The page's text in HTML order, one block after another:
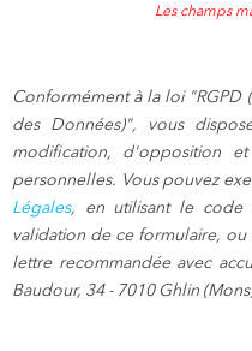
Les champs
Conformément à la loi "RGPD
des Données)", vous
modification, d'opposition
personnelles. Vous pouvez
Légales, en utilisant le code
validation de ce formulaire, ou
lettre recommandée avec
Baudour, 34 - 7010 Ghlin